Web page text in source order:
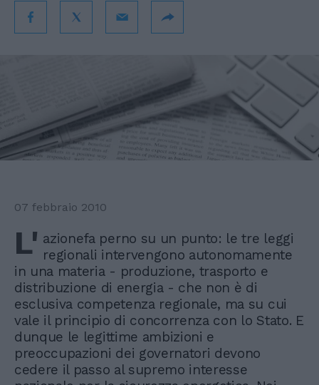
07 febbraio 2010
L' azionefa perno su un punto: le tre leggi
regionali intervengono autonomamente
in una materia - produzione, trasporto e
distribuzione di energia - che non è di
esclusiva competenza regionale, ma su cui
vale il principio di concorrenza con lo Stato. E
dunque le legittime ambizioni e
preoccupazioni dei governatori devono
cedere il passo al supremo interesse